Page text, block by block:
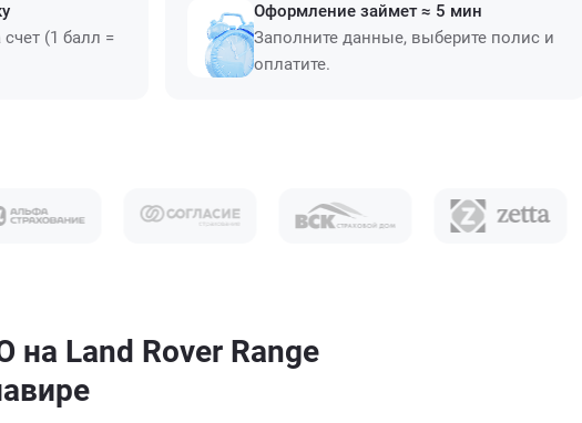
(1 балл =
Оформление займет ≈ 5 мин
Заполните данные, выберите полис и
оплатите.
на Land Rover Range